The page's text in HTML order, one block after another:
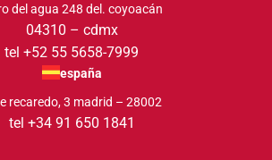
del agua 248 del. coyoacán
04310 – cdmx
tel +52 55 5658-7999
españa
recaredo, 3 madrid – 28002
tel +34 91 650 1841